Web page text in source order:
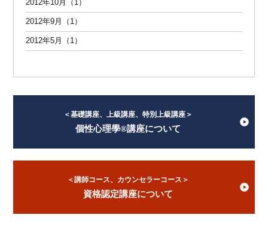
2012年10月（1）
2012年9月（1）
2012年5月（1）
＜基礎講座、上級講座、特別上級講座＞
個性心理學®講座について
＜講師コース、カウンセラーコース＞
資格認定講座について